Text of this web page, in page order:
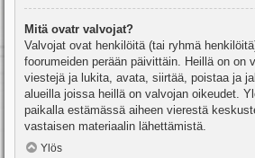
Mitä ovatr valvojat?
Valvojat ovat henkilöitä (tai ryhmä
foorumeiden perään päivittäin. Heillä on on
viestejä ja lukita, avata, siirtää, poistaa ja
alueilla joissa heillä on valvojan oikeudet.
paikalla estämässä aiheen vierestä
vastaisen materiaalin lähettämistä.
Ylös